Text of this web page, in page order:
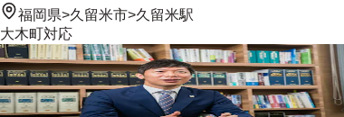
福岡県>久留米市>久留米駅
大木町対応